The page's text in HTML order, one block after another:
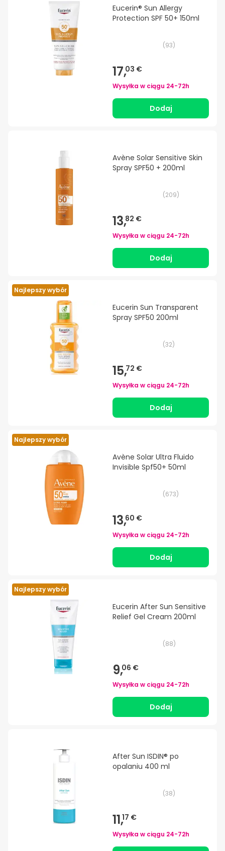
Eucerin® Sun Allergy
Protection SPF 50+ 150ml
(93)
17,03 €
Wysyłka w ciągu 24-72h
Dodaj
Avène Solar Sensitive Skin
Spray SPF50 + 200ml
(209)
13,82 €
Wysyłka w ciągu 24-72h
Dodaj
Najlepszy wybór
Eucerin Sun Transparent
Spray SPF50 200ml
(32)
15,72 €
Wysyłka w ciągu 24-72h
Dodaj
Najlepszy wybór
Avène Solar Ultra Fluido
Invisible Spf50+ 50ml
(673)
13,60 €
Wysyłka w ciągu 24-72h
Dodaj
Najlepszy wybór
Eucerin After Sun Sensitive
Relief Gel Cream 200ml
(88)
9,06 €
Wysyłka w ciągu 24-72h
Dodaj
After Sun ISDIN® po
opalaniu 400 ml
(38)
11,17 €
Wysyłka w ciągu 24-72h